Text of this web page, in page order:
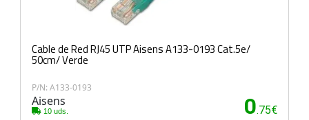
Cable de Red RJ45 UTP Aisens A133-0193 Cat.5e/
50cm/ Verde
P/N: A133-0193
Aisens
10 uds. 0.75€